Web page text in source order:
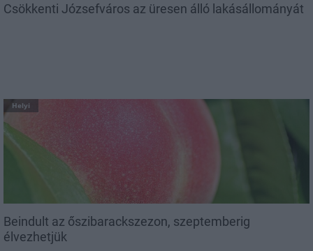
Csökkenti Józsefváros az üresen álló lakásállományát
Helyi
Beindult az őszibarackszezon, szeptemberig
élvezhetjük